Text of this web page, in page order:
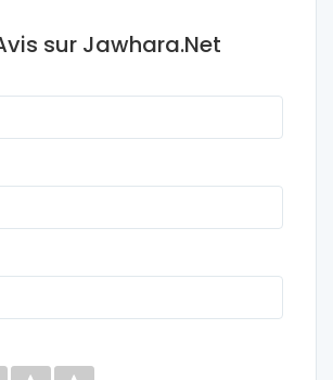
sur Jawhara.Net